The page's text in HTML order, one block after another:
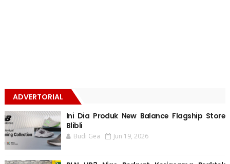
ADVERTORIAL
Ini Dia Produk New Balance Flagship Store
Blibli
Budi Gea Jun 19, 2026